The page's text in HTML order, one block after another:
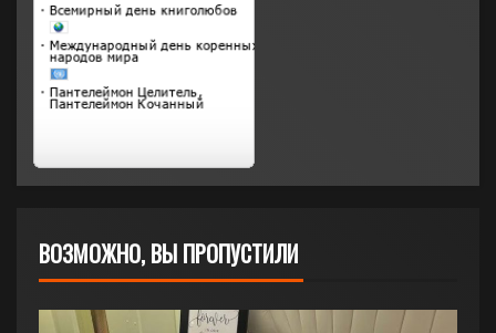
ВОЗМОЖНО, ВЫ ПРОПУСТИЛИ